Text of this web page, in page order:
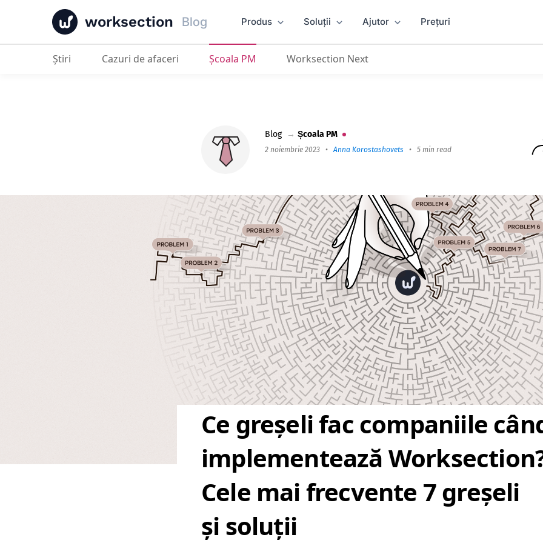
worksection Blog Produs Soluții Ajutor Prețuri
Ce greșeli fac companiile când implementează Worksection? Cele mai frecvente 7
Ştiri Cazuri de afaceri Școala PM Worksection Next
Blog → Școala PM
2 noiembrie 2023 •Anna Korostashovets • 5 min read
Ce greșeli fac companiile
implementează
Cele mai frecvente 7 greșeli
și soluții